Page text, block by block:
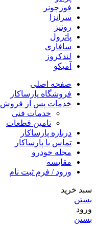
فورچونر
سرانزا
رونیز
پاترول
سافاری
لندکروز
آمیکو
صفحه اصلی
فروشگاه پارساکار
خدمات پس از فروش
خدمات فنی
تامین قطعات
درباره پارساکار
تماس با پارساکار
مجله خودرو
مقایسه
ورود / فرم ثبت نام
سبد خرید
بستن
ورود
بستن